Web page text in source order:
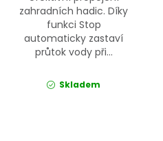
zahradních hadic. Díky
funkci Stop
automaticky zastaví
průtok vody při...
Skladem